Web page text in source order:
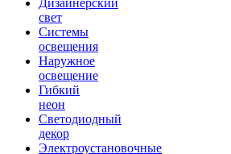
Дизайнерский
свет
Системы
освещения
Наружное
освещение
Гибкий
неон
Светодиодный
декор
Электроустановочные